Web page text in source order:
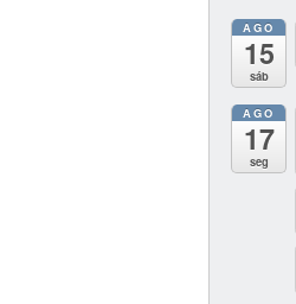
AGO
15
sáb
AGO
17
seg